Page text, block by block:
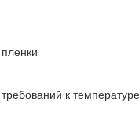
к температуре